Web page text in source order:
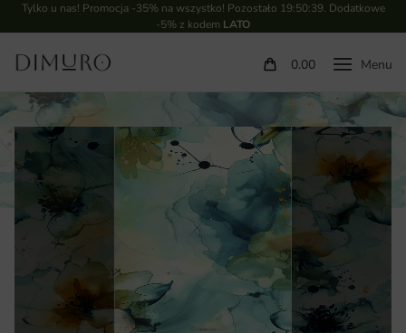
Tylko u nas! Promocja -35% na wszystko! Pozostało 19:50:38. Dodatkowe
-5% z kodem LATO
0.00